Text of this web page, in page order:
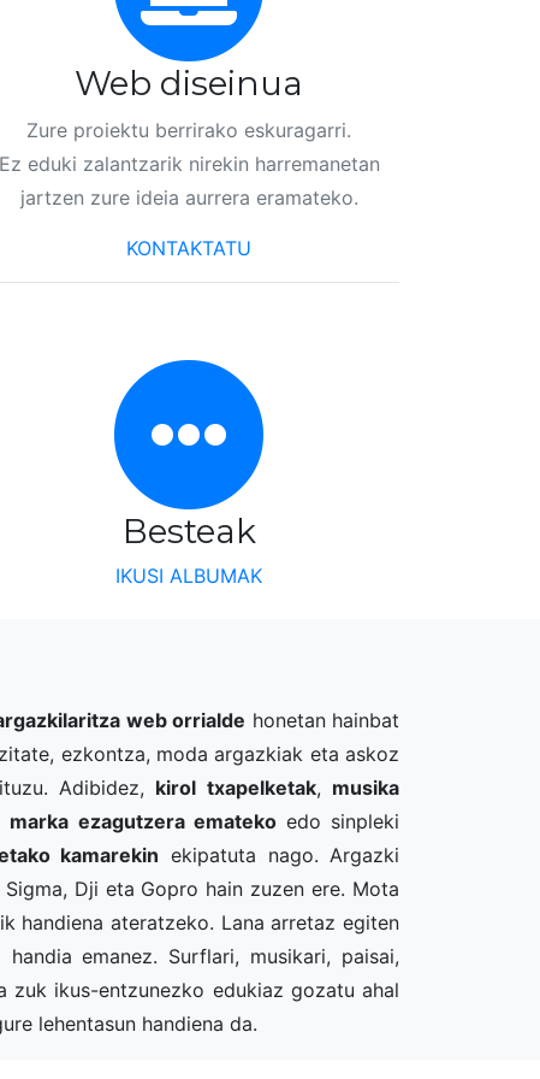
Web diseinua
Zure proiektu berrirako eskuragarri.
Ez eduki zalantzarik nirekin harremanetan
jartzen zure ideia aurrera eramateko.
KONTAKTATU
Besteak
IKUSI ALBUMAK
web orrialde honetan hainbat
ezkontza, moda argazkiak eta askoz
Adibidez, kirol txapelketak, musika
marka ezagutzera ematekoedo sinpleki
kamarekin ekipatuta nago. Argazki
Dji eta Gopro hain zuzen ere. Mota
handiena ateratzeko. Lana arretaz egiten
emanez. Surflari, musikari, paisai,
zuk ikus-entzunezko edukiaz gozatu ahal
lehentasun handiena da.